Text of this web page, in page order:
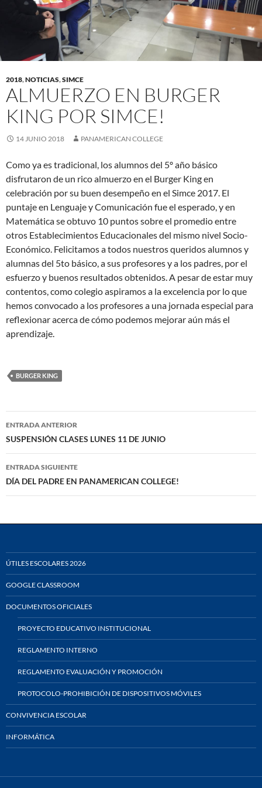
2018,NOTICIAS,SIMCE
ALMUERZO EN BURGER
KING POR SIMCE!
14 JUNIO 2018 PANAMERICAN COLLEGE
Como ya es tradicional, los alumnos del 5º año básico
disfrutaron de un rico almuerzo en el Burger King en
celebración por su buen desempeño en el Simce 2017. El
puntaje en Lenguaje y Comunicación fue el esperado, y en
Matemática se obtuvo 10 puntos sobre el promedio entre
otros Establecimientos Educacionales del mismo nivel Socio-
Económico. Felicitamos a todos nuestros queridos alumnos y
alumnas del 5to básico, a sus profesores y a los padres, por el
esfuerzo y buenos resultados obtenidos. A pesar de estar muy
contentos, como colegio aspiramos a la excelencia por lo que
hemos convocado a los profesores a una jornada especial para
reflexionar acerca de cómo podemos mejorar aún más el
aprendizaje.
BURGER KING
Navegación
de
entradas
ENTRADA ANTERIOR
SUSPENSIÓN CLASES LUNES 11 DE JUNIO
ENTRADA SIGUIENTE
DÍA DEL PADRE EN PANAMERICAN COLLEGE!
ÚTILES ESCOLARES 2026
GOOGLE CLASSROOM
DOCUMENTOS OFICIALES
PROYECTO EDUCATIVO INSTITUCIONAL
REGLAMENTO INTERNO
REGLAMENTO EVALUACIÓN Y PROMOCIÓN
PROTOCOLO-PROHIBICIÓN DE DISPOSITIVOS MÓVILES
CONVIVENCIA ESCOLAR
INFORMÁTICA